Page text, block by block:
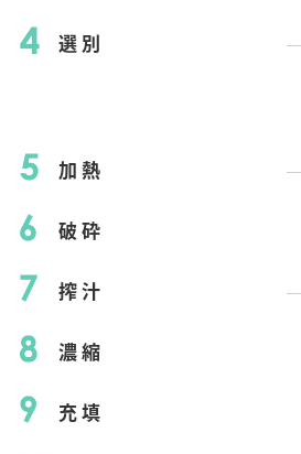
選別
加熱
破砕
搾汁
濃縮
充填